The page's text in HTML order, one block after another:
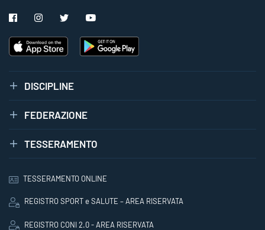
DISCIPLINE
FEDERAZIONE
TESSERAMENTO
TESSERAMENTO ONLINE
REGISTRO SPORT e SALUTE – AREA RISERVATA
REGISTRO CONI 2.0 - AREA RISERVATA